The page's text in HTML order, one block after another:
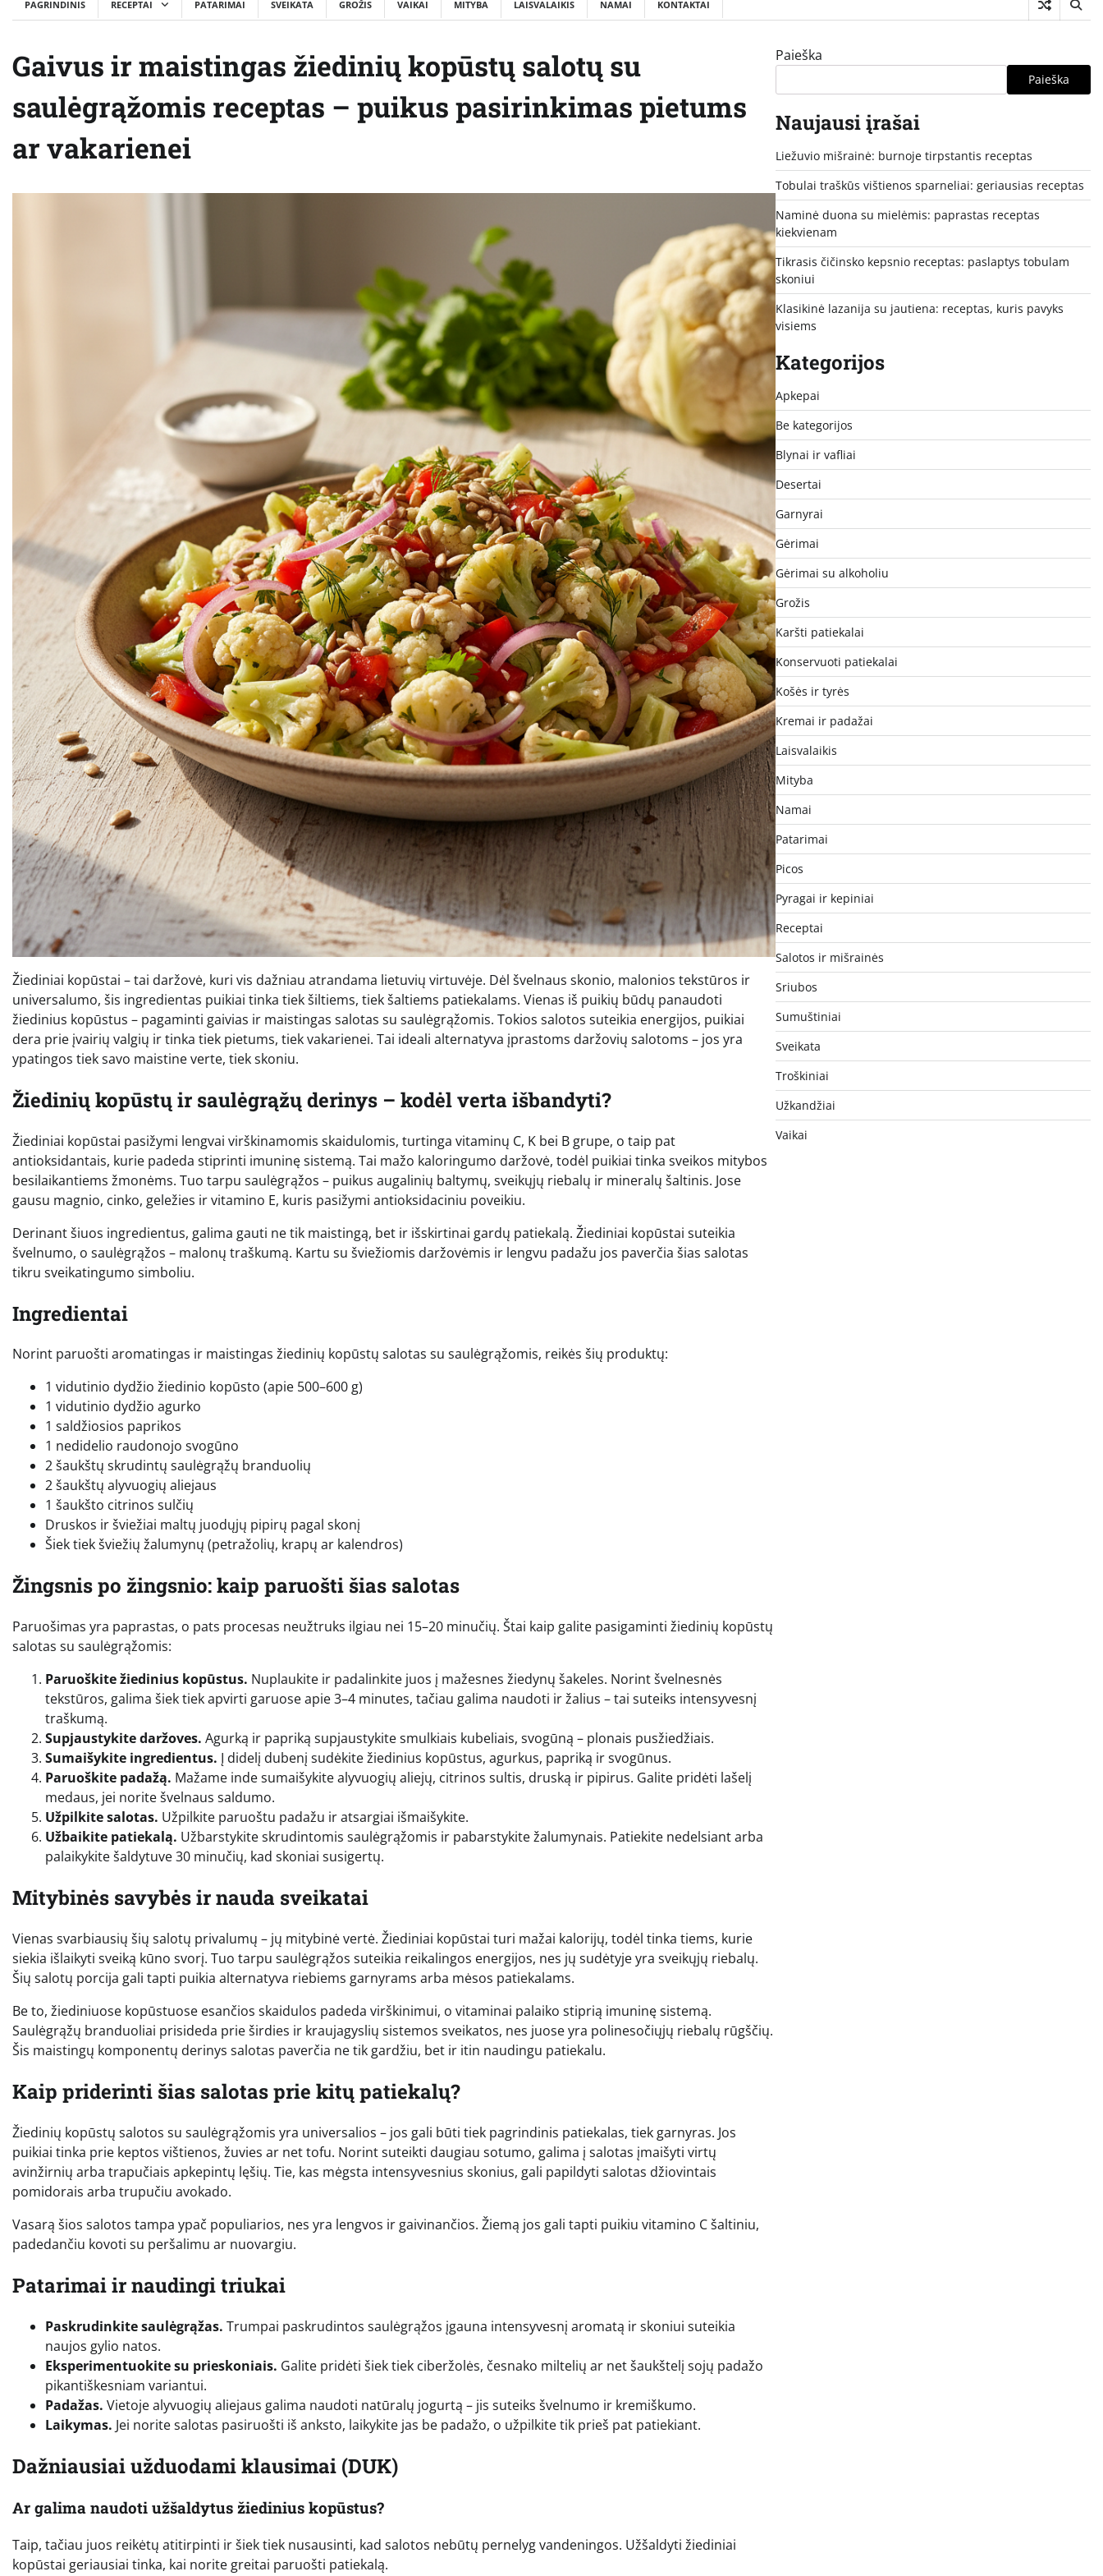
PAGRINDINIS RECEPTAI PATARIMAI SVEIKATA GROŽIS VAIKAI MITYBA LAISVALAIKIS NAMAI KONTAKTAI
Gaivus ir maistingas žiedinių kopūstų salotų su
saulėgrąžomis receptas – puikus pasirinkimas pietums
ar vakarienei
Žiediniai kopūstai – tai daržovė, kuri vis dažniau atrandama lietuvių virtuvėje. Dėl švelnaus skonio, malonios tekstūros ir
universalumo, šis ingredientas puikiai tinka tiek šiltiems, tiek šaltiems patiekalams. Vienas iš puikių būdų panaudoti
žiedinius kopūstus – pagaminti gaivias ir maistingas salotas su saulėgrąžomis. Tokios salotos suteikia energijos, puikiai
dera prie įvairių valgių ir tinka tiek pietums, tiek vakarienei. Tai ideali alternatyva įprastoms daržovių salotoms – jos yra
ypatingos tiek savo maistine verte, tiek skoniu.
Žiedinių kopūstų ir saulėgrąžų derinys – kodėl verta išbandyti?
Žiediniai kopūstai pasižymi lengvai virškinamomis skaidulomis, turtinga vitaminų C, K bei B grupe, o taip pat
antioksidantais, kurie padeda stiprinti imuninę sistemą. Tai mažo kaloringumo daržovė, todėl puikiai tinka sveikos mitybos
besilaikantiems žmonėms. Tuo tarpu saulėgrąžos – puikus augalinių baltymų, sveikųjų riebalų ir mineralų šaltinis. Jose
gausu magnio, cinko, geležies ir vitamino E, kuris pasižymi antioksidaciniu poveikiu.
Derinant šiuos ingredientus, galima gauti ne tik maistingą, bet ir išskirtinai gardų patiekalą. Žiediniai kopūstai suteikia
švelnumo, o saulėgrąžos – malonų traškumą. Kartu su šviežiomis daržovėmis ir lengvu padažu jos paverčia šias salotas
tikru sveikatingumo simboliu.
Ingredientai
Norint paruošti aromatingas ir maistingas žiedinių kopūstų salotas su saulėgrąžomis, reikės šių produktų:
1 vidutinio dydžio žiedinio kopūsto (apie 500–600 g)
1 vidutinio dydžio agurko
1 saldžiosios paprikos
1 nedidelio raudonojo svogūno
2 šaukštų skrudintų saulėgrąžų branduolių
2 šaukštų alyvuogių aliejaus
1 šaukšto citrinos sulčių
Druskos ir šviežiai maltų juodųjų pipirų pagal skonį
Šiek tiek šviežių žalumynų (petražolių, krapų ar kalendros)
Žingsnis po žingsnio: kaip paruošti šias salotas
Paruošimas yra paprastas, o pats procesas neužtruks ilgiau nei 15–20 minučių. Štai kaip galite pasigaminti žiedinių kopūstų
salotas su saulėgrąžomis:
Paruoškite žiedinius kopūstus. Nuplaukite ir padalinkite juos į mažesnes žiedynų šakeles. Norint švelnesnės
tekstūros, galima šiek tiek apvirti garuose apie 3–4 minutes, tačiau galima naudoti ir žalius – tai suteiks intensyvesnį
traškumą.
Supjaustykite daržoves. Agurką ir papriką supjaustykite smulkiais kubeliais, svogūną – plonais pusžiedžiais.
Sumaišykite ingredientus. Į didelį dubenį sudėkite žiedinius kopūstus, agurkus, papriką ir svogūnus.
Paruoškite padažą. Mažame inde sumaišykite alyvuogių aliejų, citrinos sultis, druską ir pipirus. Galite pridėti lašelį
medaus, jei norite švelnaus saldumo.
Užpilkite salotas. Užpilkite paruoštu padažu ir atsargiai išmaišykite.
Užbaikite patiekalą. Užbarstykite skrudintomis saulėgrąžomis ir pabarstykite žalumynais. Patiekite nedelsiant arba
palaikykite šaldytuve 30 minučių, kad skoniai susigertų.
Mitybinės savybės ir nauda sveikatai
Vienas svarbiausių šių salotų privalumų – jų mitybinė vertė. Žiediniai kopūstai turi mažai kalorijų, todėl tinka tiems, kurie
siekia išlaikyti sveiką kūno svorį. Tuo tarpu saulėgrąžos suteikia reikalingos energijos, nes jų sudėtyje yra sveikųjų riebalų.
Šių salotų porcija gali tapti puikia alternatyva riebiems garnyrams arba mėsos patiekalams.
Be to, žiediniuose kopūstuose esančios skaidulos padeda virškinimui, o vitaminai palaiko stiprią imuninę sistemą.
Saulėgrąžų branduoliai prisideda prie širdies ir kraujagyslių sistemos sveikatos, nes juose yra polinesočiųjų riebalų rūgščių.
Šis maistingų komponentų derinys salotas paverčia ne tik gardžiu, bet ir itin naudingu patiekalu.
Kaip priderinti šias salotas prie kitų patiekalų?
Žiedinių kopūstų salotos su saulėgrąžomis yra universalios – jos gali būti tiek pagrindinis patiekalas, tiek garnyras. Jos
puikiai tinka prie keptos vištienos, žuvies ar net tofu. Norint suteikti daugiau sotumo, galima į salotas įmaišyti virtų
avinžirnių arba trapučiais apkepintų lęšių. Tie, kas mėgsta intensyvesnius skonius, gali papildyti salotas džiovintais
pomidorais arba trupučiu avokado.
Vasarą šios salotos tampa ypač populiarios, nes yra lengvos ir gaivinančios. Žiemą jos gali tapti puikiu vitamino C šaltiniu,
padedančiu kovoti su peršalimu ar nuovargiu.
Patarimai ir naudingi triukai
Paskrudinkite saulėgrąžas. Trumpai paskrudintos saulėgrąžos įgauna intensyvesnį aromatą ir skoniui suteikia
naujos gylio natos.
Eksperimentuokite su prieskoniais. Galite pridėti šiek tiek ciberžolės, česnako miltelių ar net šaukštelį sojų padažo
pikantiškesniam variantui.
Padažas. Vietoje alyvuogių aliejaus galima naudoti natūralų jogurtą – jis suteiks švelnumo ir kremiškumo.
Laikymas. Jei norite salotas pasiruošti iš anksto, laikykite jas be padažo, o užpilkite tik prieš pat patiekiant.
Dažniausiai užduodami klausimai (DUK)
Ar galima naudoti užšaldytus žiedinius kopūstus?
Taip, tačiau juos reikėtų atitirpinti ir šiek tiek nusausinti, kad salotos nebūtų pernelyg vandeningos. Užšaldyti žiediniai
kopūstai geriausiai tinka, kai norite greitai paruošti patiekalą.
Paieška
Paieška
Naujausi įrašai
Liežuvio mišrainė: burnoje tirpstantis receptas
Tobulai traškūs vištienos sparneliai: geriausias receptas
Naminė duona su mielėmis: paprastas receptas
kiekvienam
Tikrasis čičinsko kepsnio receptas: paslaptys tobulam
skoniui
Klasikinė lazanija su jautiena: receptas, kuris pavyks
visiems
Kategorijos
Apkepai
Be kategorijos
Blynai ir vafliai
Desertai
Garnyrai
Gėrimai
Gėrimai su alkoholiu
Grožis
Karšti patiekalai
Konservuoti patiekalai
Košės ir tyrės
Kremai ir padažai
Laisvalaikis
Mityba
Namai
Patarimai
Picos
Pyragai ir kepiniai
Receptai
Salotos ir mišrainės
Sriubos
Sumuštiniai
Sveikata
Troškiniai
Užkandžiai
Vaikai